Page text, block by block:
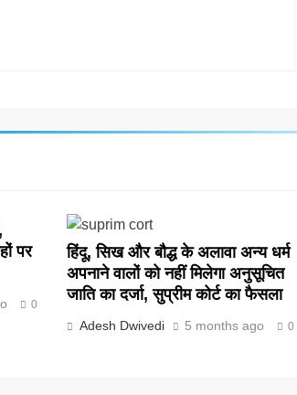
पर
0
हिंदू, सिख और बौद्ध के अलावा अन्य धर्म
अपनाने वालों को नहीं मिलेगा अनुसूचित
जाति का दर्जा, सुप्रीम कोर्ट का फैसला
Adesh Dwivedi 5 months ago 0